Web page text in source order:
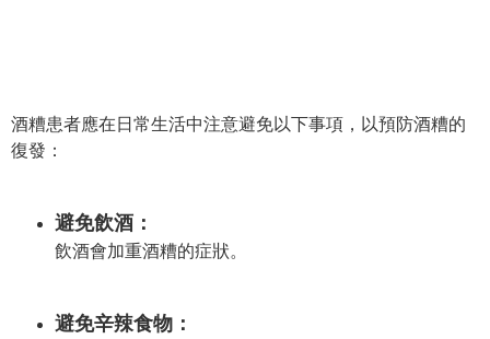
酒糟患者應在日常生活中注意避免以下事項，以預防酒糟的
復發：
避免飲酒：
飲酒會加重酒糟的症狀。
避免辛辣食物：